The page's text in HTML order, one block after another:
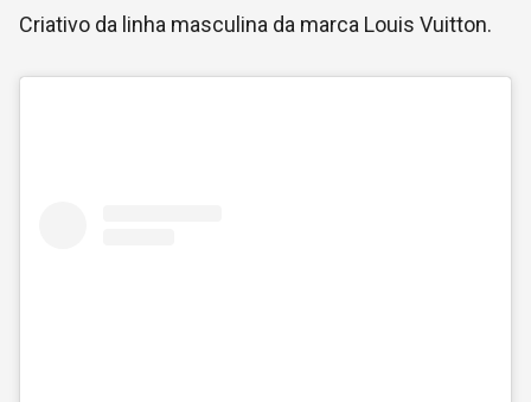
Criativo da linha masculina da marca Louis Vuitton.